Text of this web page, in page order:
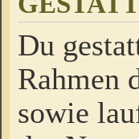
Du
Rahmen
sowie